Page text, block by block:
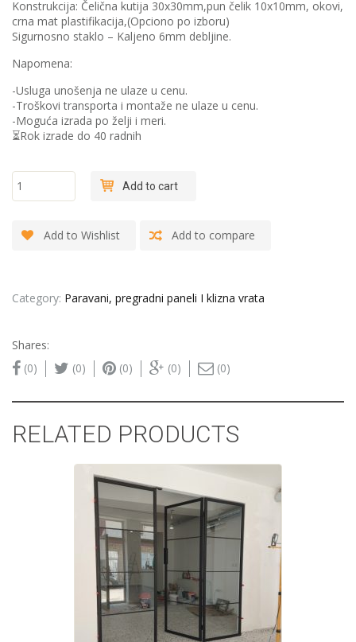
Konstrukcija: Čelična kutija 30x30mm,pun čelik 10x10mm, okovi,
crna mat plastifikacija,(Opciono po izboru)
️Sigurnosno staklo – Kaljeno 6mm debljine.
Napomena:
-Usluga unošenja ne ulaze u cenu.
-Troškovi transporta i montaže ne ulaze u cenu.
-Moguća izrada po želji i meri.
⏳Rok izrade do 40 radnih
box+nadsvetlo"
Add to cart
Add to Wishlist Add to compare
Category: Paravani, pregradni paneli I klizna vrata
Shares:
(0)
(0) (0) (0) (0)
RELATED PRODUCTS